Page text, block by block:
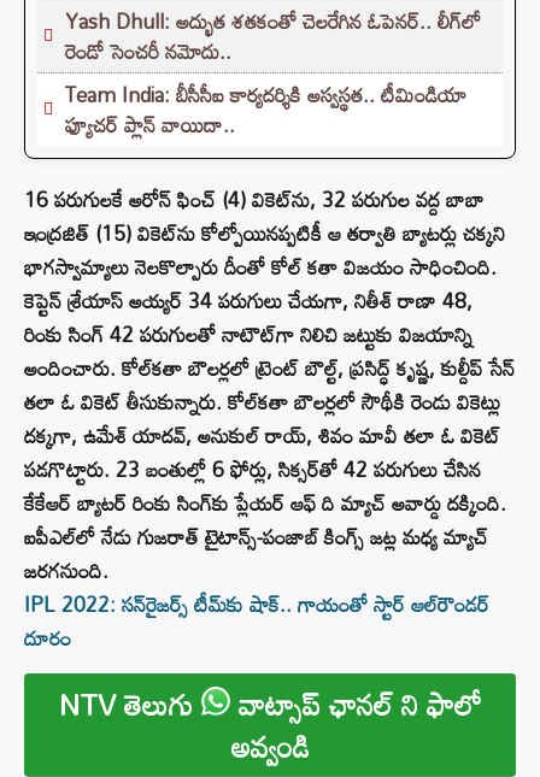
Yash Dhull: అద్భుత శతకంతో చెలరేగిన ఓపెనర్.. లీగ్‌లో
రెండో సెంచరీ నమోదు..
Team India: బీసీసీఐ కార్యదర్శికి అస్వస్థత.. టీమిండియా
ఫ్యూచర్ ప్లాన్ వాయిదా..
16 పరుగులకే అరోన్ ఫించ్ (4) వికెట్‌ను, 32 పరుగుల వద్ద బాబా
ఇంద్రజిత్ (15) వికెట్‌ను కోల్పోయినప్పటికీ ఆ తర్వాతి బ్యాటర్లు చక్కని
భాగస్వామ్యాలు నెలకొల్పారు దీంతో కోల్ కతా విజయం సాధించింది.
కెప్టెన్ శ్రేయాస్ అయ్యర్ 34 పరుగులు చేయగా, నితీశ్ రాణా 48,
రింకు సింగ్ 42 పరుగులతో నాటౌట్‌గా నిలిచి జట్టుకు విజయాన్ని
అందించారు. కోల్‌కతా బౌలర్లలో ట్రెంట్ బౌల్ట్, ప్రసిద్ధ్ కృష్ణ, కుల్దీప్ సేన్
తలా ఓ వికెట్ తీసుకున్నారు. కోల్‌కతా బౌలర్లలో సౌథీకి రెండు వికెట్లు
దక్కగా, ఉమేశ్ యాదవ్, అనుకుల్ రాయ్, శివం మావీ తలా ఓ వికెట్
పడగొట్టారు. 23 బంతుల్లో 6 ఫోర్లు, సిక్సర్‌తో 42 పరుగులు చేసిన
కేకేఆర్ బ్యాటర్ రింకు సింగ్‌కు ప్లేయర్ ఆఫ్ ది మ్యాచ్ అవార్డు దక్కింది.
ఐపీఎల్‌లో నేడు గుజరాత్ టైటాన్స్-పంజాబ్ కింగ్స్ జట్ల మధ్య మ్యాచ్
జరగనుంది.
IPL 2022: సన్‌రైజర్స్ టీమ్‌కు షాక్.. గాయంతో స్టార్ ఆల్‌రౌండర్
దూరం
NTV తెలుగు వాట్సాప్ ఛానల్ ని ఫాలో
అవ్వండి